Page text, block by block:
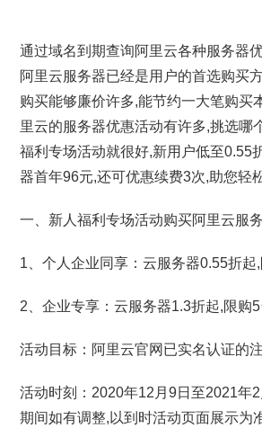
通过域名到期查询阿里云各种服务器
阿里云服务器已经是用户的首选购买
购买能够廉价许多,能节约一大笔购买
里云的服务器优惠活动有许多,挑选哪
福利专场活动就很好,新用户低至0.55
器首年96元,还可优惠续费3次,助您轻
一、新人福利专场活动购买阿里云服
1、个人企业同享：云服务器0.55折起,
2、企业专享：云服务器1.3折起,限购5
活动目标：阿里云官网已实名认证的
活动时刻：2020年12月9日至2021年
期间如有调整,以到时活动页面展示为